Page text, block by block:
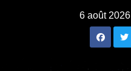
6 août 2026